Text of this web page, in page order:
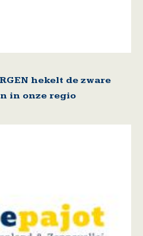
hekelt de zware
in onze regio